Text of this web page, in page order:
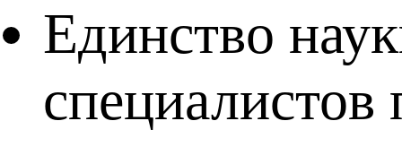
Единство
специалистов